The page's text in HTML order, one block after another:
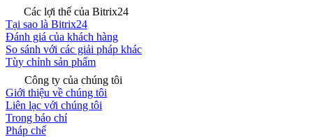
Các lợi thế của Bitrix24
Tại sao là Bitrix24
Đánh giá của khách hàng
So sánh với các giải pháp khác
Tùy chỉnh sản phẩm
Công ty của chúng tôi
Giới thiệu về chúng tôi
Liên lạc với chúng tôi
Trong báo chí
Pháp chế